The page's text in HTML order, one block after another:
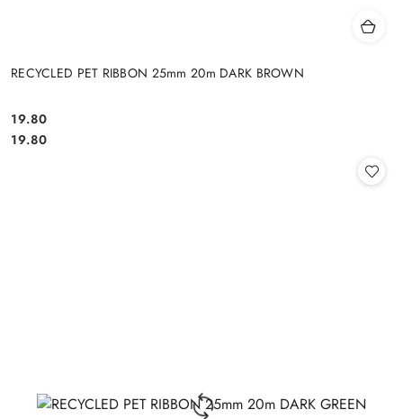
RECYCLED PET RIBBON 25mm 20m DARK BROWN
Cena:
19.80
Cena:
19.80